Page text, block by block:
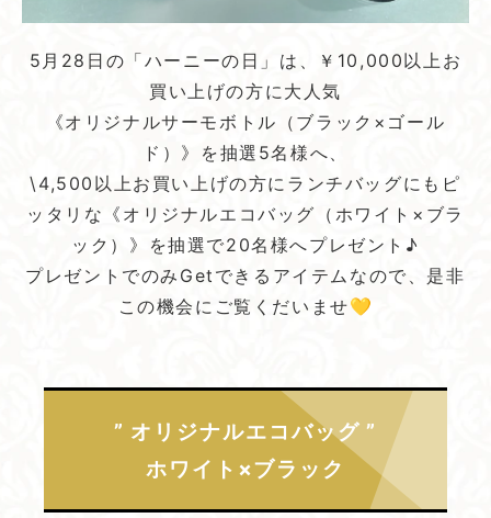
5月28日の「ハーニーの日」は、￥10,000以上お
買い上げの方に大人気
《オリジナルサーモボトル（ブラック×ゴール
ド）》を抽選5名様へ、
\4,500以上お買い上げの方にランチバッグにもピ
ッタリな《オリジナルエコバッグ（ホワイト×ブラ
ック）》を抽選で20名様へプレゼント♪
プレゼントでのみGetできるアイテムなので、是非
この機会にご覧くだいませ💛
” オリジナルエコバッグ ”
ホワイト×ブラック